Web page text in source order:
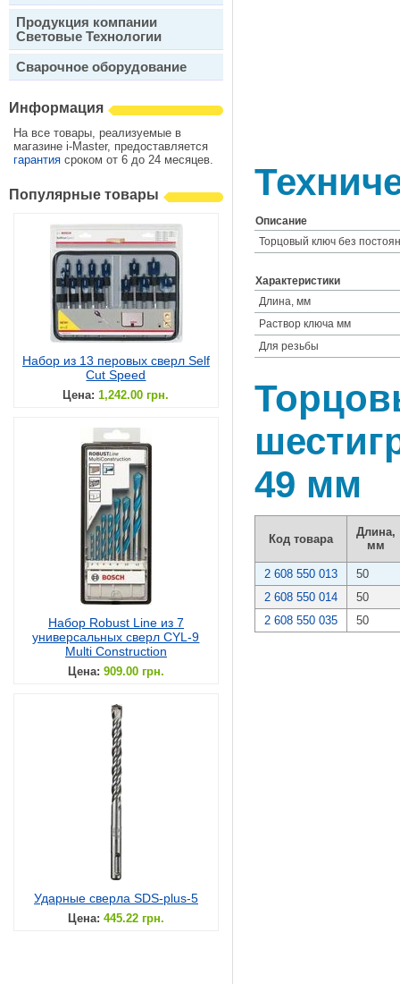
Продукция компании
Световые Технологии
Сварочное оборудование
Информация
На все товары, реализуемые в
магазине i-Master, предоставляется
гарантия сроком от 6 до 24 месяцев.
Популярные товары
Набор из 13 перовых сверл Self
Cut Speed
Цена: 1,242.00 грн.
Набор Robust Line из 7
универсальных сверл CYL-9
Multi Construction
Цена: 909.00 грн.
Ударные сверла SDS-plus-5
Цена: 445.22 грн.
Описание
Торцовый ключ без
Характеристики
Длина, мм
Раствор ключа мм
Для резьбы
49 мм
Код товара
Длина,
мм
2 608 550 013
50
2 608 550 014
50
2 608 550 035
50